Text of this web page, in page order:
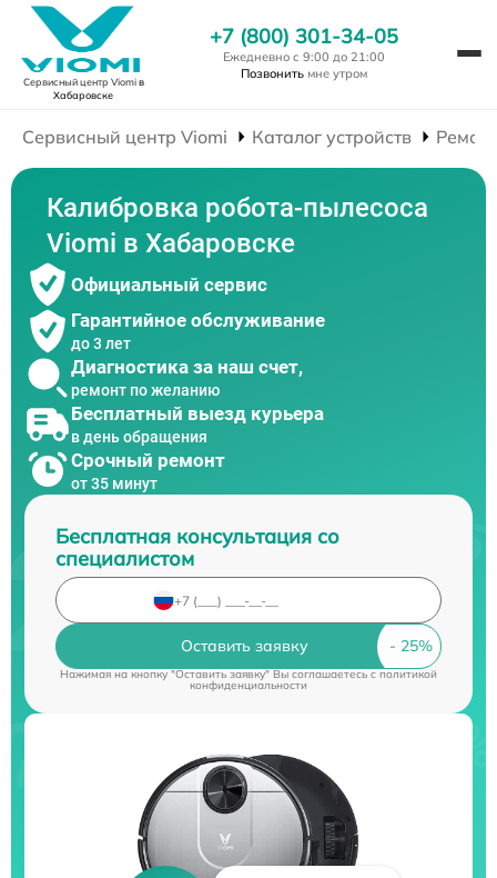
Сервисный центр Viomiв
Хабаровске
+7 (800) 301-34-05
Ежедневно с 9:00 до 21:00
Позвонить мне утром
Сервисный центр Viomi Каталог устройств
Калибровка робота-пылесоса
Viomi в Хабаровске
Официальный сервис
Гарантийное обслуживание
до 3 лет
Диагностика за наш счет,
ремонт по желанию
Бесплатный выезд курьера
в день обращения
Срочный ремонт
от 35 минут
Бесплатная консультация со
специалистом
Оставить заявку
Нажимая на кнопку "Оставить заявку" Вы соглашаетесь cполитикой
конфиденциальности